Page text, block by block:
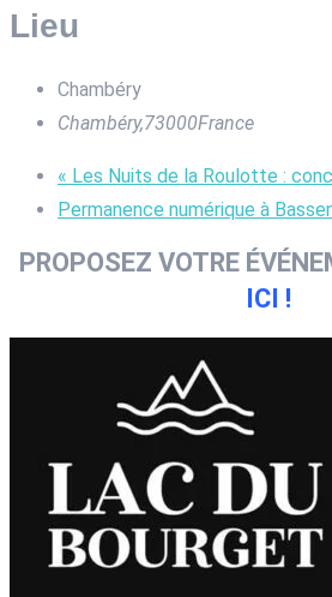
Lieu
Chambéry
Chambéry,73000France
« Les Nuits de la Roulotte :
Permanence numérique à
PROPOSEZ VOTRE
ICI !